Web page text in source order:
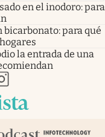
en el inodoro: para
bicarbonato: para qué
la entrada de una
pestañapestaña
nueva pestaña
en nueva pestaña
abre en nueva pestaña